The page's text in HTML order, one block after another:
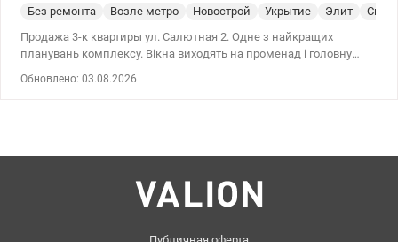
Без ремонта Возле метро Новострой Укрытие Элит
Продажа 3-к квартиры ул. Салютная 2. Одне з найкращих
планувань комплексу. Вікна виходять на променад і головну
Расположена на комфортном 5-м этаже из 14-ти. У вартість
терасу, гардеробну, гостьовий санвузол, пральню, 2 дитячих
на балкон. Без комиссии для покупателя. Цена- 285000 у.е.
Зарицкая Анастасия тел. 0994463599 valion.ua/1151661
Обновлено: 03.08.2026